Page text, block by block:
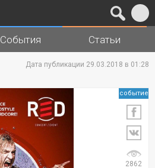
События Статьи
Дата публикации 29.03.2018 в 01:28
событие
2862